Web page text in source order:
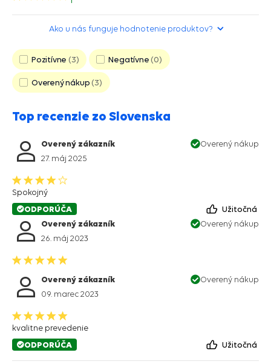
Ako u nás funguje hodnotenie produktov?
Pozitívne 3 Negatívne 0
Overený nákup 3
Top recenzie zo Slovenska
Overený zákazník
27. máj 2025
Overený nákup
Spokojný
ODPORÚČA
Užitočná
Overený zákazník
26. máj 2023
Overený nákup
Overený zákazník
09. marec 2023
Overený nákup
kvalitne prevedenie
ODPORÚČA
Užitočná